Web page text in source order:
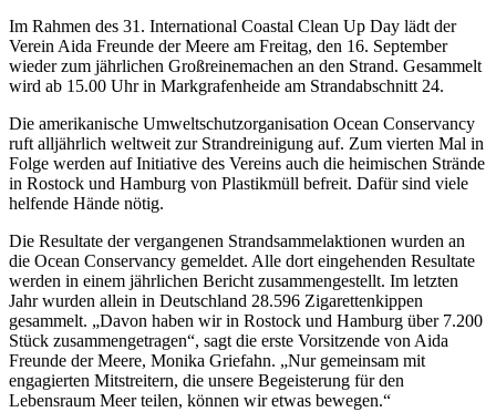
Im Rahmen des 31. International Coastal Clean Up Day lädt der
Verein Aida Freunde der Meere am Freitag, den 16. September
wieder zum jährlichen Großreinemachen an den Strand. Gesammelt
wird ab 15.00 Uhr in Markgrafenheide am Strandabschnitt 24.
Die amerikanische Umweltschutzorganisation Ocean Conservancy
ruft alljährlich weltweit zur Strandreinigung auf. Zum vierten Mal in
Folge werden auf Initiative des Vereins auch die heimischen Strände
in Rostock und Hamburg von Plastikmüll befreit. Dafür sind viele
helfende Hände nötig.
Die Resultate der vergangenen Strandsammelaktionen wurden an
die Ocean Conservancy gemeldet. Alle dort eingehenden Resultate
werden in einem jährlichen Bericht zusammengestellt. Im letzten
Jahr wurden allein in Deutschland 28.596 Zigarettenkippen
gesammelt. „Davon haben wir in Rostock und Hamburg über 7.200
Stück zusammengetragen“, sagt die erste Vorsitzende von Aida
Freunde der Meere, Monika Griefahn. „Nur gemeinsam mit
engagierten Mitstreitern, die unsere Begeisterung für den
Lebensraum Meer teilen, können wir etwas bewegen.“